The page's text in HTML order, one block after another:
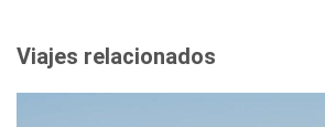
Viajes relacionados